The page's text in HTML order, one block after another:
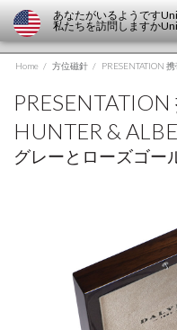
あなたがいるようです
私たちを訪問しますか
Home / 方位磁針 / PRESENTATION
HUNTER &
グレーとローズゴー